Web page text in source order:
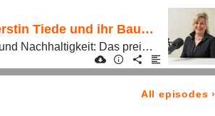
Staffel 9 Folge 4 - Kerstin Tiede und ihr Baumwipfel-Resort „Lug ins Land“ im Harz
Zwischen Naturerlebnis und Nachhaltigkeit: Das preisgekrönte Baumwipfel-Resort im Harz
All episodes ›